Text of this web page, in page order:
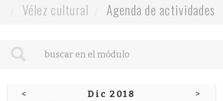
Vélez cultural
Agenda de actividades
< Dic 2018 >